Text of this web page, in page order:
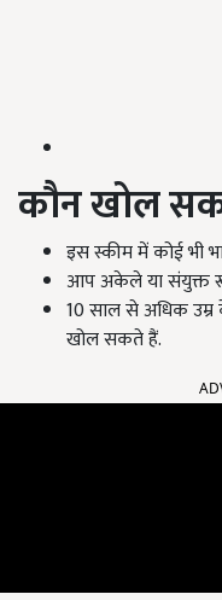
कौन खोल
इस स्कीम में कोई भी
आप अकेले या संयुक्त
10 साल से अधिक उम्र
खोल सकते हैं.